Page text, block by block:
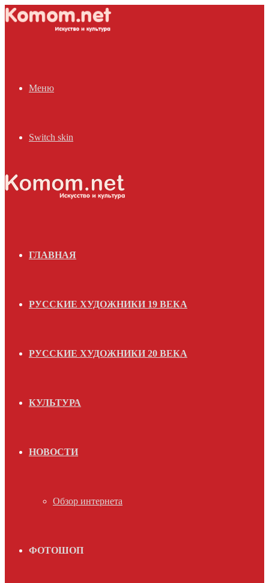
Меню
Switch skin
ГЛАВНАЯ
РУССКИЕ ХУДОЖНИКИ 19 ВЕКА
РУССКИЕ ХУДОЖНИКИ 20 ВЕКА
КУЛЬТУРА
НОВОСТИ
Обзор интернета
ФОТОШОП